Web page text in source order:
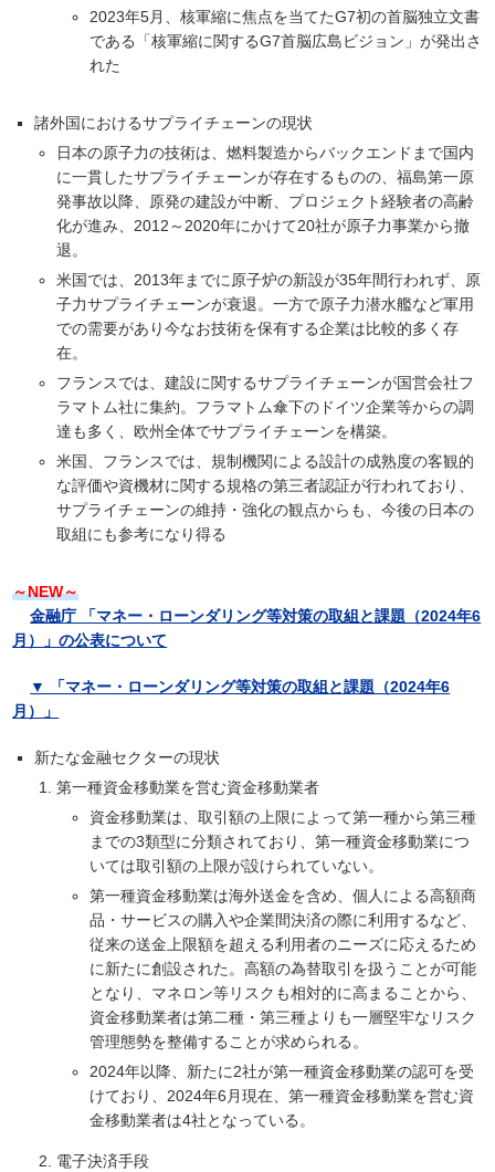
2023年5月、核軍縮に焦点を当てたG7初の首脳独立文書
である「核軍縮に関するG7首脳広島ビジョン」が発出さ
れた
諸外国におけるサプライチェーンの現状
日本の原子力の技術は、燃料製造からバックエンドまで国内
に一貫したサプライチェーンが存在するものの、福島第一原
発事故以降、原発の建設が中断、プロジェクト経験者の高齢
化が進み、2012～2020年にかけて20社が原子力事業から撤
退。
米国では、2013年までに原子炉の新設が35年間行われず、原
子力サプライチェーンが衰退。一方で原子力潜水艦など軍用
での需要があり今なお技術を保有する企業は比較的多く存
在。
フランスでは、建設に関するサプライチェーンが国営会社フ
ラマトム社に集約。フラマトム傘下のドイツ企業等からの調
達も多く、欧州全体でサプライチェーンを構築。
米国、フランスでは、規制機関による設計の成熟度の客観的
な評価や資機材に関する規格の第三者認証が行われており、
サプライチェーンの維持・強化の観点からも、今後の日本の
取組にも参考になり得る
～NEW～
金融庁 「マネー・ローンダリング等対策の取組と課題（2024年6
月）」の公表について
▼ 「マネー・ローンダリング等対策の取組と課題（2024年6
月）」
新たな金融セクターの現状
第一種資金移動業を営む資金移動業者
資金移動業は、取引額の上限によって第一種から第三種
までの3類型に分類されており、第一種資金移動業につ
いては取引額の上限が設けられていない。
第一種資金移動業は海外送金を含め、個人による高額商
品・サービスの購入や企業間決済の際に利用するなど、
従来の送金上限額を超える利用者のニーズに応えるため
に新たに創設された。高額の為替取引を扱うことが可能
となり、マネロン等リスクも相対的に高まることから、
資金移動業者は第二種・第三種よりも一層堅牢なリスク
管理態勢を整備することが求められる。
2024年以降、新たに2社が第一種資金移動業の認可を受
けており、2024年6月現在、第一種資金移動業を営む資
金移動業者は4社となっている。
電子決済手段